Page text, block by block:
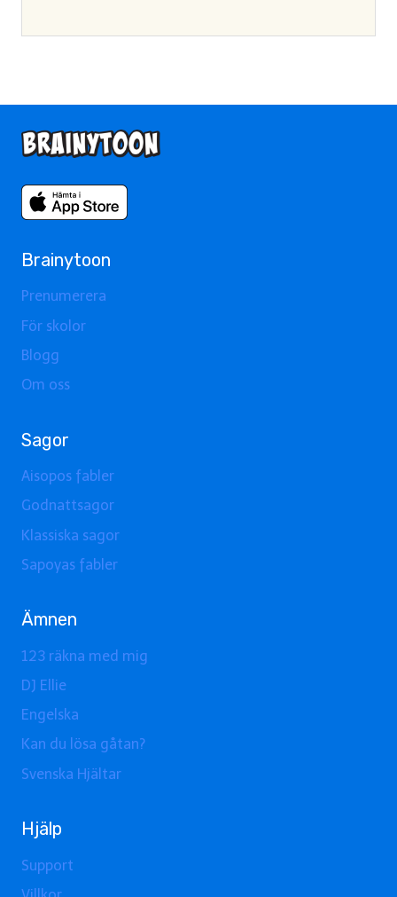
Brainytoon
Prenumerera
För skolor
Blogg
Om oss
Sagor
Aisopos fabler
Godnattsagor
Klassiska sagor
Sapoyas fabler
Ämnen
123 räkna med mig
DJ Ellie
Engelska
Kan du lösa gåtan?
Svenska Hjältar
Hjälp
Support